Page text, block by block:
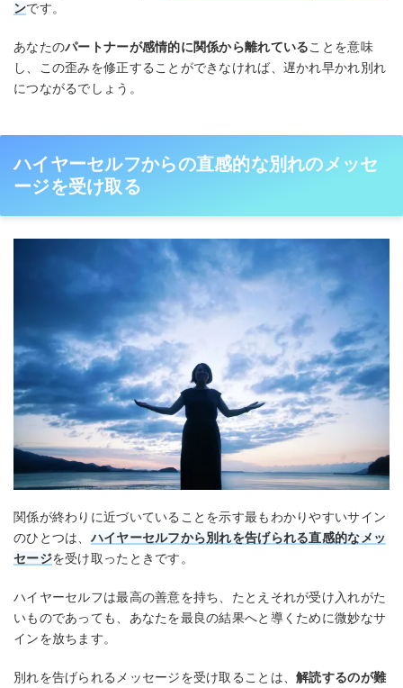
ンです。
あなたのパートナーが感情的に関係から離れていることを意味
し、この歪みを修正することができなければ、遅かれ早かれ別れ
につながるでしょう。
ハイヤーセルフからの直感的な別れのメッセ
ージを受け取る
関係が終わりに近づいていることを示す最もわかりやすいサイン
のひとつは、ハイヤーセルフから別れを告げられる直感的なメッ
セージを受け取ったときです。
ハイヤーセルフは最高の善意を持ち、たとえそれが受け入れがた
いものであっても、あなたを最良の結果へと導くために微妙なサ
インを放ちます。
別れを告げられるメッセージを受け取ることは、解読するのが難